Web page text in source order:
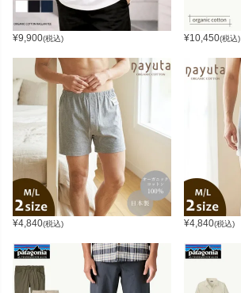
¥9,900(税込) ¥10,450(税込)
¥4,840(税込) ¥4,840(税込)